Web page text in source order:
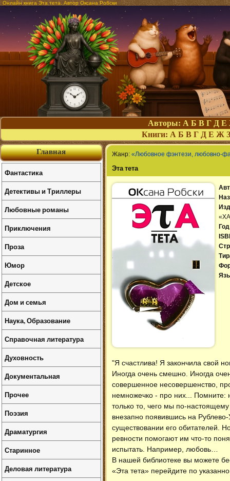
Онлайн книга Эта тета. Автор Оксана Робски
Авторы: А Б В Г Д Е
Книги: А Б В Г Д Е Ж З
Жанр: «Любовное фэнтези, любовно-
Эта тета
"Я счастлива! Я закончила свой
Иногда очень смешно. Иногда
совершенное несовершенство,
немножечко - про них... Помните:
только то, чего мы по-
внезапно появившись на
существовании его обитателей.
ревности помогают им что-то
испытать. Например, любовь…
В нашей библиотеке вы можете
«Эта тета» перейдите по
Главная
Фантастика
Детективы и Триллеры
Любовные романы
Приключения
Проза
Юмор
Детское
Дом и семья
Наука, Образование
Справочная литература
Духовность
Документальная
Прочее
Поэзия
Драматургия
Старинное
Деловая литература